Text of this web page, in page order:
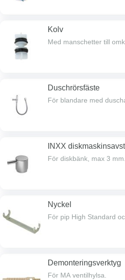
Kolv
Med manschetter till
Duschrörsfäste
För blandare med
INXX
För diskbänk, max 3
Nyckel
För pip High Standard
Demonteringsverktyg
För MA ventilhylsa.